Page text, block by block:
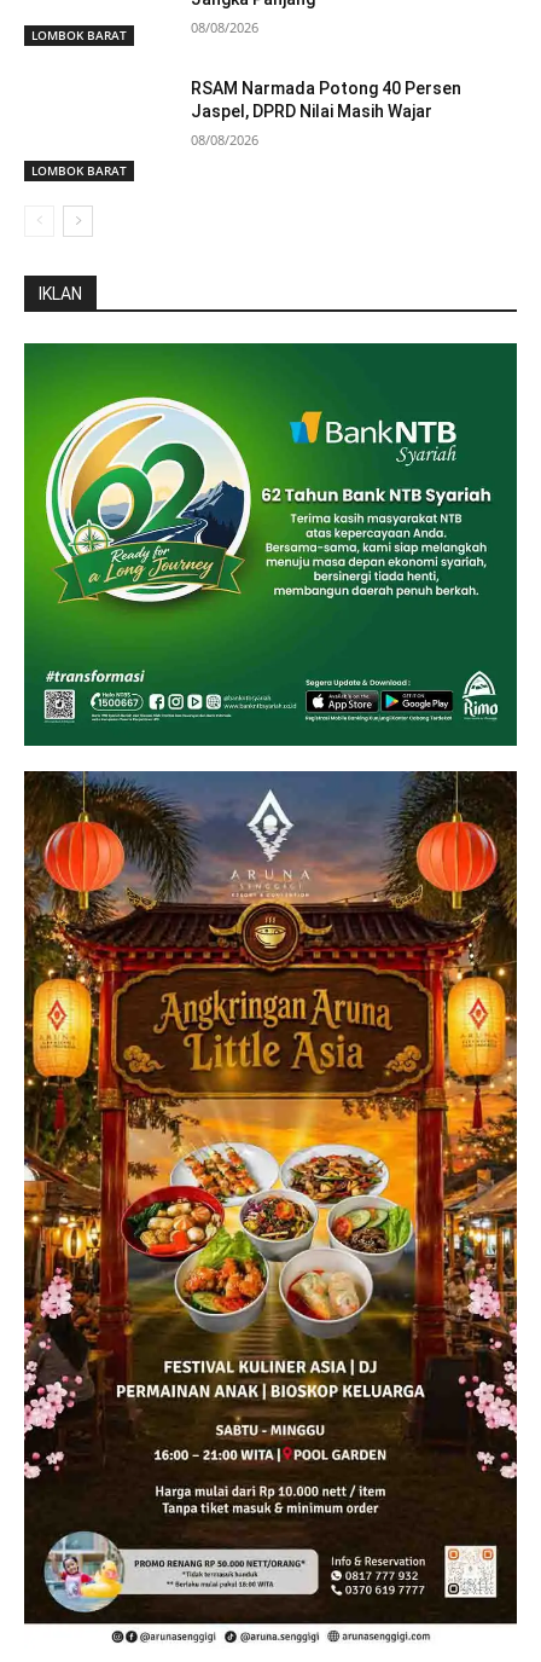
LOMBOK BARAT 08/08/2026
LOMBOK BARAT
RSAM Narmada Potong 40 Persen
Jaspel, DPRD Nilai Masih Wajar
08/08/2026
IKLAN